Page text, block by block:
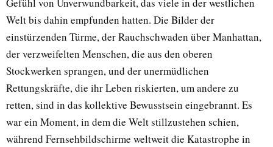
Gefühl von Unverwundbarkeit, das viele in der westlichen
Welt bis dahin empfunden hatten. Die Bilder der
einstürzenden Türme, der Rauchschwaden über Manhattan,
der verzweifelten Menschen, die aus den oberen
Stockwerken sprangen, und der unermüdlichen
Rettungskräfte, die ihr Leben riskierten, um andere zu
retten, sind in das kollektive Bewusstsein eingebrannt. Es
war ein Moment, in dem die Welt stillzustehen schien,
während Fernsehbildschirme weltweit die Katastrophe in